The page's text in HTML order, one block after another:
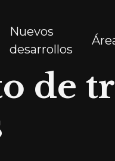
Nuevos
desarrollos
de